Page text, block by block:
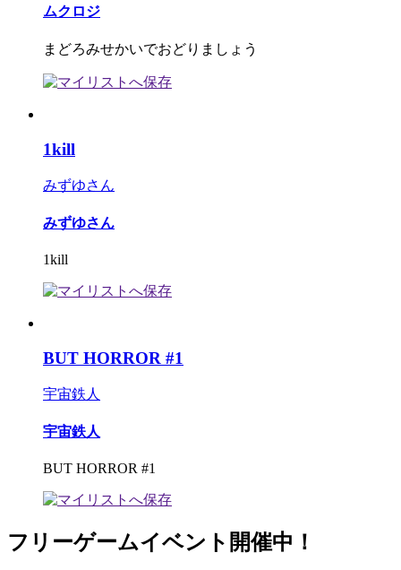
ムクロジ
まどろみせかいでおどりましょう
1kill
みずゆさん
みずゆさん
1kill
BUT HORROR #1
宇宙鉄人
宇宙鉄人
BUT HORROR #1
フリーゲームイベント開催中！